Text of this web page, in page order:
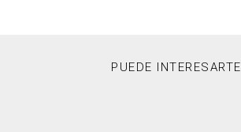
PUEDE INTERESARTE